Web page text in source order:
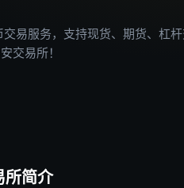
易服务，支持现货、期货、杠杆
交易所！
所简介